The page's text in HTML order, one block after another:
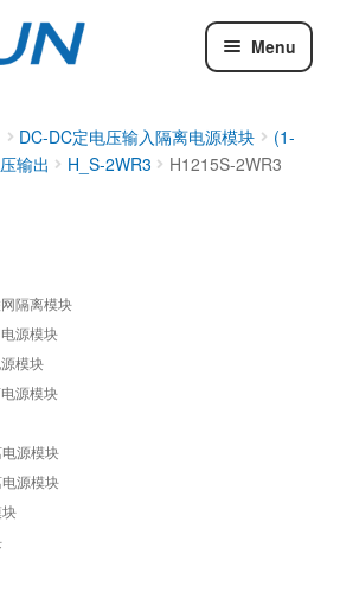
Menu
DC-DC定电压输入隔离电源模块
(1-
输出
H_S-2WR3 H1215S-2WR3
隔离模块
源模块
模块
源模块
源模块
源模块